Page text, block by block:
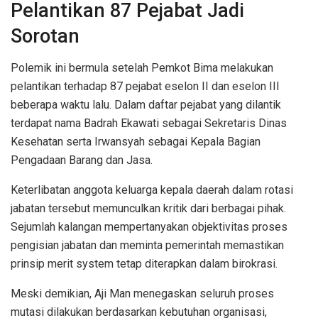
Pelantikan 87 Pejabat Jadi
Sorotan
Polemik ini bermula setelah Pemkot Bima melakukan
pelantikan terhadap 87 pejabat eselon II dan eselon III
beberapa waktu lalu. Dalam daftar pejabat yang dilantik
terdapat nama Badrah Ekawati sebagai Sekretaris Dinas
Kesehatan serta Irwansyah sebagai Kepala Bagian
Pengadaan Barang dan Jasa.
Keterlibatan anggota keluarga kepala daerah dalam rotasi
jabatan tersebut memunculkan kritik dari berbagai pihak.
Sejumlah kalangan mempertanyakan objektivitas proses
pengisian jabatan dan meminta pemerintah memastikan
prinsip merit system tetap diterapkan dalam birokrasi.
Meski demikian, Aji Man menegaskan seluruh proses
mutasi dilakukan berdasarkan kebutuhan organisasi,